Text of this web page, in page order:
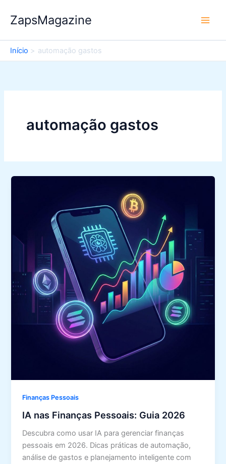
para
conteúdo
ZapsMagazine
Início automação gastos
automação gastos
Finanças Pessoais
IA nas Finanças Pessoais: Guia 2026
Descubra como usar IA para gerenciar finanças
pessoais em 2026. Dicas práticas de automação,
análise de gastos e planejamento inteligente com